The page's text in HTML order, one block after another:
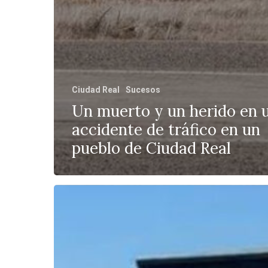
Ciudad Real Sucesos
Un muerto y un herido en
accidente de tráfico en un
pueblo de Ciudad Real